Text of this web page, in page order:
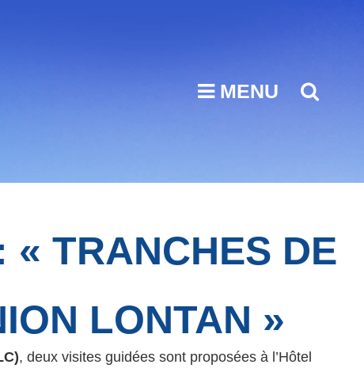
MENU
« TRANCHES DE
LONTAN »
, deux visites guidées sont proposées à l’Hôtel